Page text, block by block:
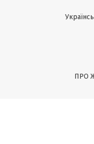
ПРО
Змінити